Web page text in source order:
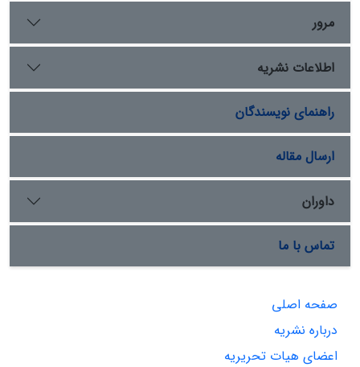
مرور
اطلاعات نشریه
راهنمای نویسندگان
ارسال مقاله
داوران
تماس با ما
صفحه اصلی
درباره نشریه
اعضای هیات تحریریه